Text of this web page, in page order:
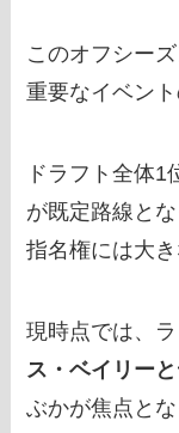
このオフシー
重要なイベン
ドラフト全体1
が既定路線と
指名権には大
現時点では、
ス・ベイリー
ぶかが焦点とな